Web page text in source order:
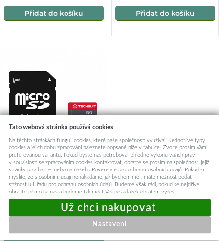
Přidat do košíku Přidat do košíku
Techsuit paměťová karta
THCM26 s adaptérem
MicroSDHC Class 10 128GB
červená
649,-
Skladem k objednání
Přidat do košíku
Tato webová stránka používá cookies
Na těchto stránkách fungují cookies, které naše společnosti využívají. Jednotlivé typy
cookies a jejich dobu zpracování naleznete popsané níže v tabulce. Zvolte prosím Vámi
preferovanou variantu. Pokud byste nás potřebovali ohledně výkonu vašich práv
v souvislosti se zpracováním cookies kontaktovat, obraťte se prosím na společnost, jejíž
stránky procházíte, nebo na našeho Pověřence pro ochranu osobních údajů. Pokud si
myslíte, že s osobními údaji nenakládáme, jak bychom měli, máte možnost podat
stížnost u Úřadu pro ochranu osobních údajů. Budeme však rádi, pokud se nejdříve
obrátíte přímo na nás a budeme tak moct Váš požadavek obratem vyřešit.
Nastavení